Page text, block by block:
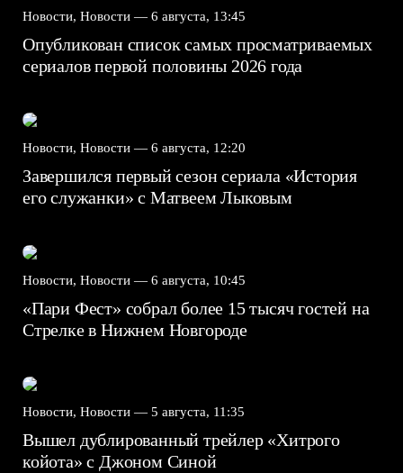
Новости, Новости — 6 августа, 13:45
Опубликован список самых просматриваемых
сериалов первой половины 2026 года
Новости, Новости — 6 августа, 12:20
Завершился первый сезон сериала «История
его служанки» с Матвеем Лыковым
Новости, Новости — 6 августа, 10:45
«Пари Фест» собрал более 15 тысяч гостей на
Стрелке в Нижнем Новгороде
Новости, Новости — 5 августа, 11:35
Вышел дублированный трейлер «Хитрого
койота» с Джоном Синой